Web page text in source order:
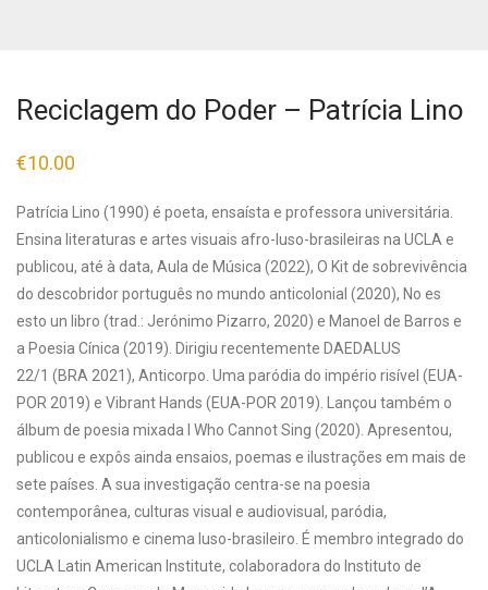
Reciclagem do Poder – Patrícia Lino
€10.00
Patrícia Lino (1990) é poeta, ensaísta e professora universitária.
Ensina literaturas e artes visuais afro-luso-brasileiras na UCLA e
publicou, até à data, Aula de Música (2022), O Kit de sobrevivência
do descobridor português no mundo anticolonial (2020), No es
esto un libro (trad.: Jerónimo Pizarro, 2020) e Manoel de Barros e
a Poesia Cínica (2019). Dirigiu recentemente DAEDALUS
22/1 (BRA 2021), Anticorpo. Uma paródia do império risível (EUA-
POR 2019) e Vibrant Hands (EUA-POR 2019). Lançou também o
álbum de poesia mixada I Who Cannot Sing (2020). Apresentou,
publicou e expôs ainda ensaios, poemas e ilustrações em mais de
sete países. A sua investigação centra-se na poesia
contemporânea, culturas visual e audiovisual, paródia,
anticolonialismo e cinema luso-brasileiro. É membro integrado do
UCLA Latin American Institute, colaboradora do Instituto de